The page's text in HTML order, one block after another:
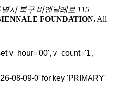
시 북구 비엔날레로 115
FOUNDATION. All
v_hour='00', v_count='1',
08-09-0' for key 'PRIMARY'